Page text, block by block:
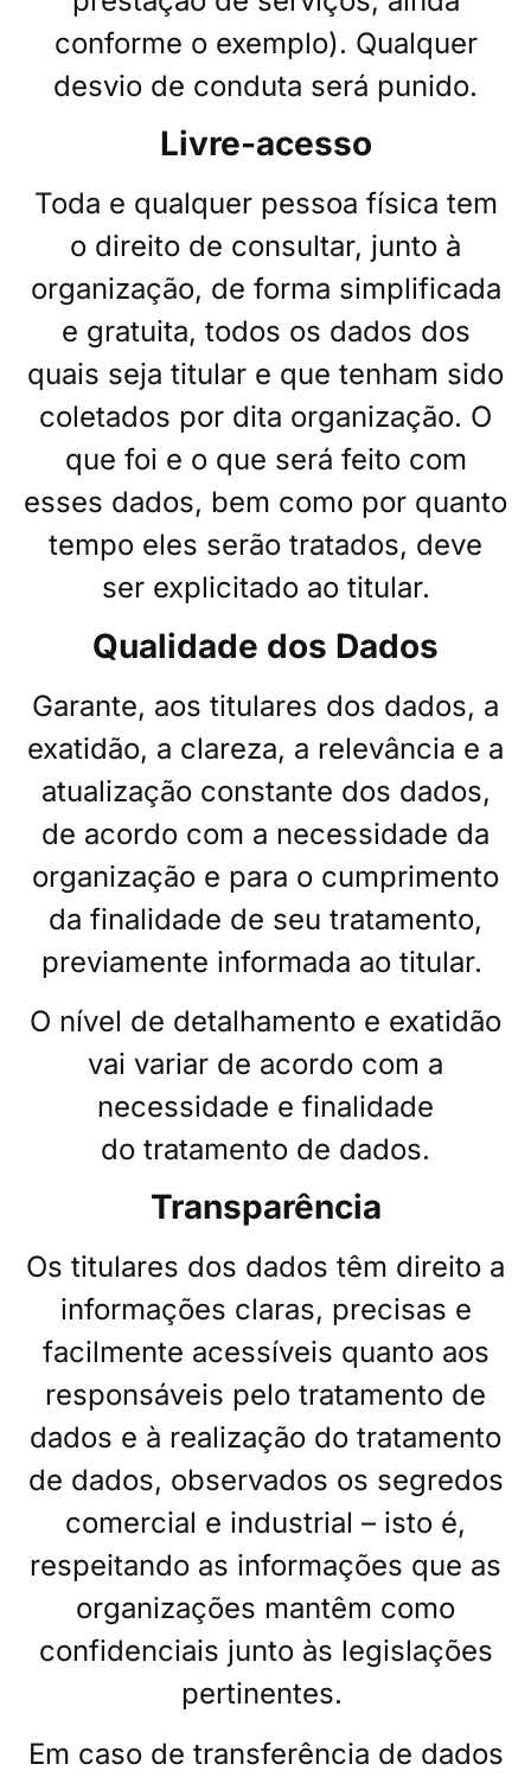
conforme o exemplo). Qualquer
desvio de conduta será punido.
Livre-acesso
Toda e qualquer pessoa física tem
o direito de consultar, junto à
organização, de forma simplificada
e gratuita, todos os dados dos
quais seja titular e que tenham sido
coletados por dita organização. O
que foi e o que será feito com
esses dados, bem como por quanto
tempo eles serão tratados, deve
ser explicitado ao titular.
Qualidade dos Dados
Garante, aos titulares dos dados, a
exatidão, a clareza, a relevância e a
atualização constante dos dados,
de acordo com a necessidade da
organização e para o cumprimento
da finalidade de seu tratamento,
previamente informada ao titular.
O nível de detalhamento e exatidão
vai variar de acordo com a
necessidade e finalidade
do tratamento de dados.
Transparência
Os titulares dos dados têm direito a
informações claras, precisas e
facilmente acessíveis quanto aos
responsáveis pelo tratamento de
dados e à realização do tratamento
de dados, observados os segredos
comercial e industrial – isto é,
respeitando as informações que as
organizações mantêm como
confidenciais junto às legislações
pertinentes.
Em caso de transferência de dados